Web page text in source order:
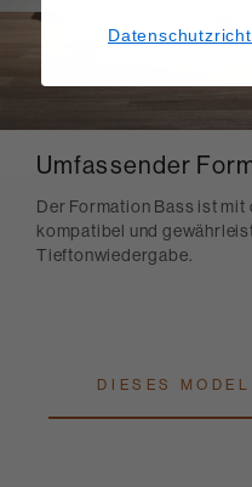
Umfassender
Der Formation Bass ist
kompatibel und
Tieftonwiedergabe.
DIESES